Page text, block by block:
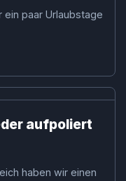
paar Urlaubstage
aufpoliert
haben wir einen